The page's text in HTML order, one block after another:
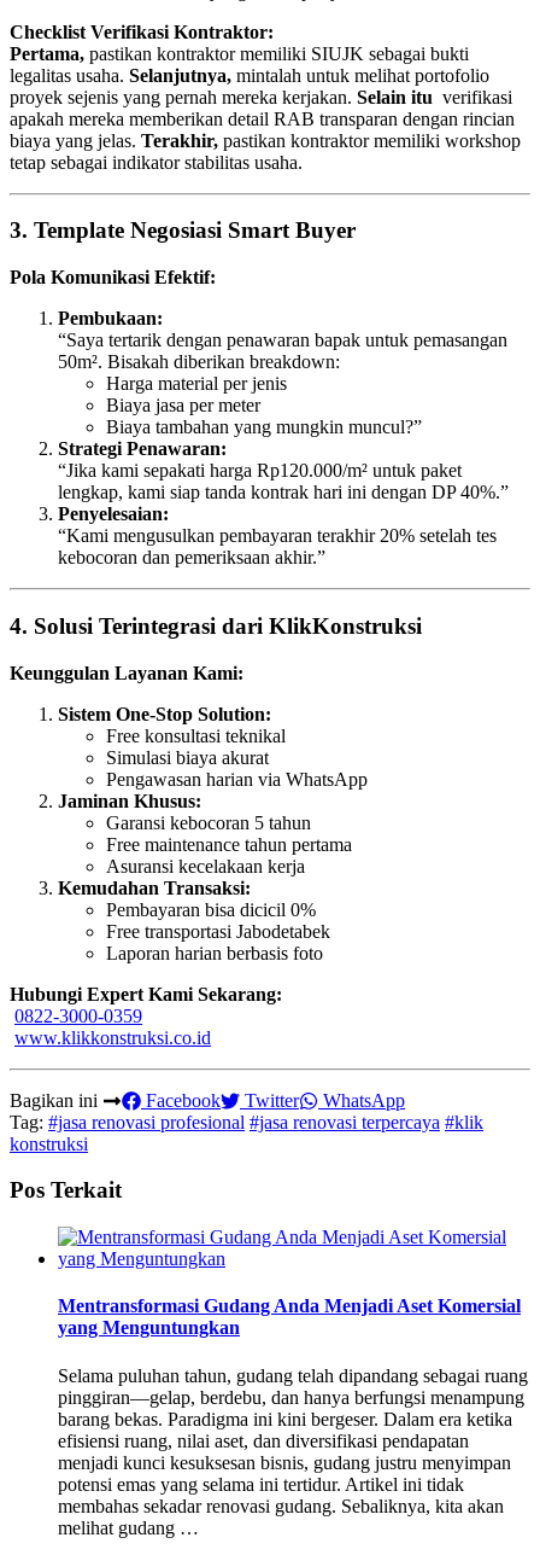
Checklist Verifikasi Kontraktor:
Pertama, pastikan kontraktor memiliki SIUJK sebagai bukti
legalitas usaha. Selanjutnya, mintalah untuk melihat portofolio
proyek sejenis yang pernah mereka kerjakan. Selain itu verifikasi
apakah mereka memberikan detail RAB transparan dengan rincian
biaya yang jelas. Terakhir, pastikan kontraktor memiliki workshop
tetap sebagai indikator stabilitas usaha.
3. Template Negosiasi Smart Buyer
Pola Komunikasi Efektif:
Pembukaan:
“Saya tertarik dengan penawaran bapak untuk pemasangan
50m². Bisakah diberikan breakdown:
Harga material per jenis
Biaya jasa per meter
Biaya tambahan yang mungkin muncul?”
Strategi Penawaran:
“Jika kami sepakati harga Rp120.000/m² untuk paket
lengkap, kami siap tanda kontrak hari ini dengan DP 40%.”
Penyelesaian:
“Kami mengusulkan pembayaran terakhir 20% setelah tes
kebocoran dan pemeriksaan akhir.”
4. Solusi Terintegrasi dari KlikKonstruksi
Keunggulan Layanan Kami:
Sistem One-Stop Solution:
Free konsultasi teknikal
Simulasi biaya akurat
Pengawasan harian via WhatsApp
Jaminan Khusus:
Garansi kebocoran 5 tahun
Free maintenance tahun pertama
Asuransi kecelakaan kerja
Kemudahan Transaksi:
Pembayaran bisa dicicil 0%
Free transportasi Jabodetabek
Laporan harian berbasis foto
Hubungi Expert Kami Sekarang:
0822-3000-0359
www.klikkonstruksi.co.id
Bagikan ini Facebook Twitter
WhatsApp
Tag: #jasa renovasi profesional #jasa renovasi terpercaya #klik
konstruksi
Pos Terkait
Mentransformasi Gudang Anda Menjadi Aset Komersial
yang Menguntungkan
Selama puluhan tahun, gudang telah dipandang sebagai ruang
pinggiran—gelap, berdebu, dan hanya berfungsi menampung
barang bekas. Paradigma ini kini bergeser. Dalam era ketika
efisiensi ruang, nilai aset, dan diversifikasi pendapatan
menjadi kunci kesuksesan bisnis, gudang justru menyimpan
potensi emas yang selama ini tertidur. Artikel ini tidak
membahas sekadar renovasi gudang. Sebaliknya, kita akan
melihat gudang …